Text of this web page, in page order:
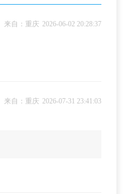
2026-06-02 20:28:37
来自：重庆
2026-07-31 23:41:03
来自：重庆